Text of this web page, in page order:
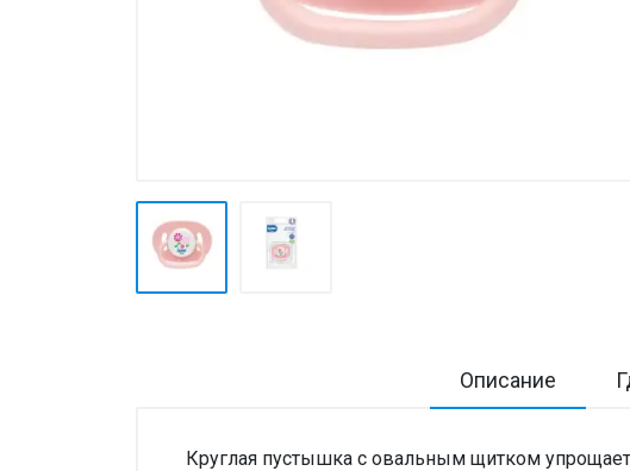
Косметика CODERMA KIDS
Описание
Круглая пустышка с овальным щитком